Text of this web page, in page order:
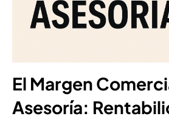
El Margen
Asesoría: